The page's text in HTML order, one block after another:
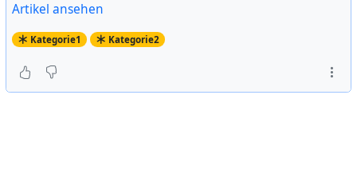
Artikel ansehen
Kategorie1 Kategorie2